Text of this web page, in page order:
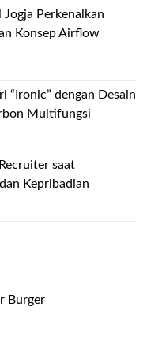
Jogja Perkenalkan
Konsep Airflow
“Ironic” dengan Desain
Multifungsi
saat
Kepribadian
Burger